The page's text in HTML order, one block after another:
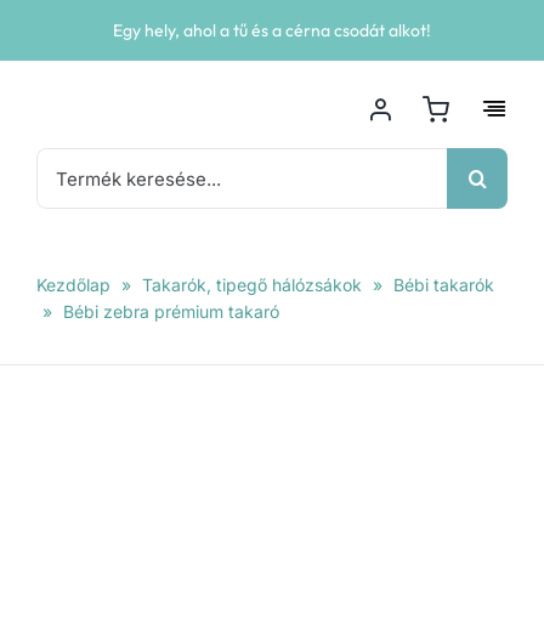
Egy hely, ahol a tű és a cérna csodát alkot!
Keresés...
Kezdőlap » Takarók, tipegő hálózsákok » Bébi takarók
» Bébi zebra prémium takaró